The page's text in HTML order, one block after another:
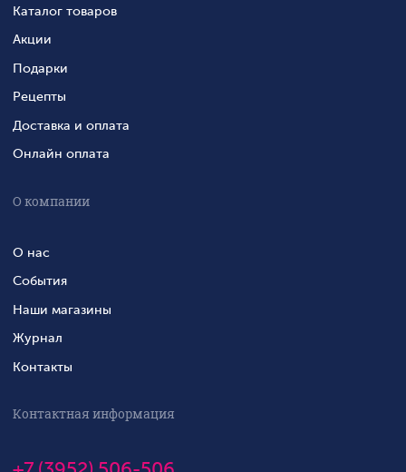
Каталог товаров
Акции
Подарки
Рецепты
Доставка и оплата
Онлайн оплата
О компании
О нас
События
Наши магазины
Журнал
Контакты
Контактная информация